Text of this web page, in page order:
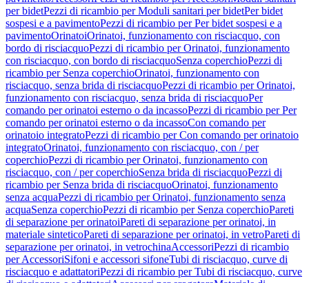
per bidetPezzi di ricambio per Moduli sanitari per bidetPer bidet
sospesi e a pavimentoPezzi di ricambio per Per bidet sospesi e a
pavimentoOrinatoiOrinatoi, funzionamento con risciacquo, con
bordo di risciacquoPezzi di ricambio per Orinatoi, funzionamento
con risciacquo, con bordo di risciacquoSenza coperchioPezzi di
ricambio per Senza coperchioOrinatoi, funzionamento con
risciacquo, senza brida di risciacquoPezzi di ricambio per Orinatoi,
funzionamento con risciacquo, senza brida di risciacquoPer
comando per orinatoi esterno o da incassoPezzi di ricambio per Per
comando per orinatoi esterno o da incassoCon comando per
orinatoio integratoPezzi di ricambio per Con comando per orinatoio
integratoOrinatoi, funzionamento con risciacquo, con / per
coperchioPezzi di ricambio per Orinatoi, funzionamento con
risciacquo, con / per coperchioSenza brida di risciacquoPezzi di
ricambio per Senza brida di risciacquoOrinatoi, funzionamento
senza acquaPezzi di ricambio per Orinatoi, funzionamento senza
acquaSenza coperchioPezzi di ricambio per Senza coperchioPareti
di separazione per orinatoiPareti di separazione per orinatoi, in
materiale sinteticoPareti di separazione per orinatoi, in vetroPareti di
separazione per orinatoi, in vetrochinaAccessoriPezzi di ricambio
per AccessoriSifoni e accessori sifoneTubi di risciacquo, curve di
risciacquo e adattatoriPezzi di ricambio per Tubi di risciacquo, curve